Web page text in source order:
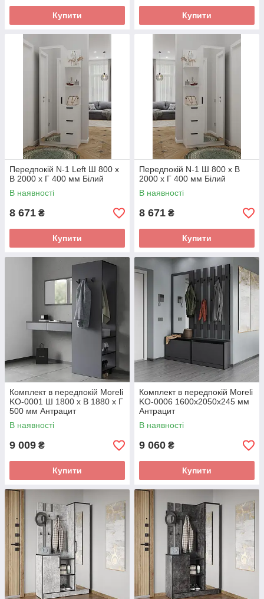
Купити Купити
Передпокій N-1 Left Ш 800 x
В 2000 x Г 400 мм Білий
В наявності
8 671 ₴
Купити
Передпокій N-1 Ш 800 x В
2000 x Г 400 мм Білий
В наявності
8 671 ₴
Купити
Комплект в передпокій Moreli
KO-0001 Ш 1800 x В 1880 x Г
500 мм Антрацит
В наявності
9 009 ₴
Купити
Комплект в передпокій Moreli
KO-0006 1600x2050x245 мм
Антрацит
В наявності
9 060 ₴
Купити